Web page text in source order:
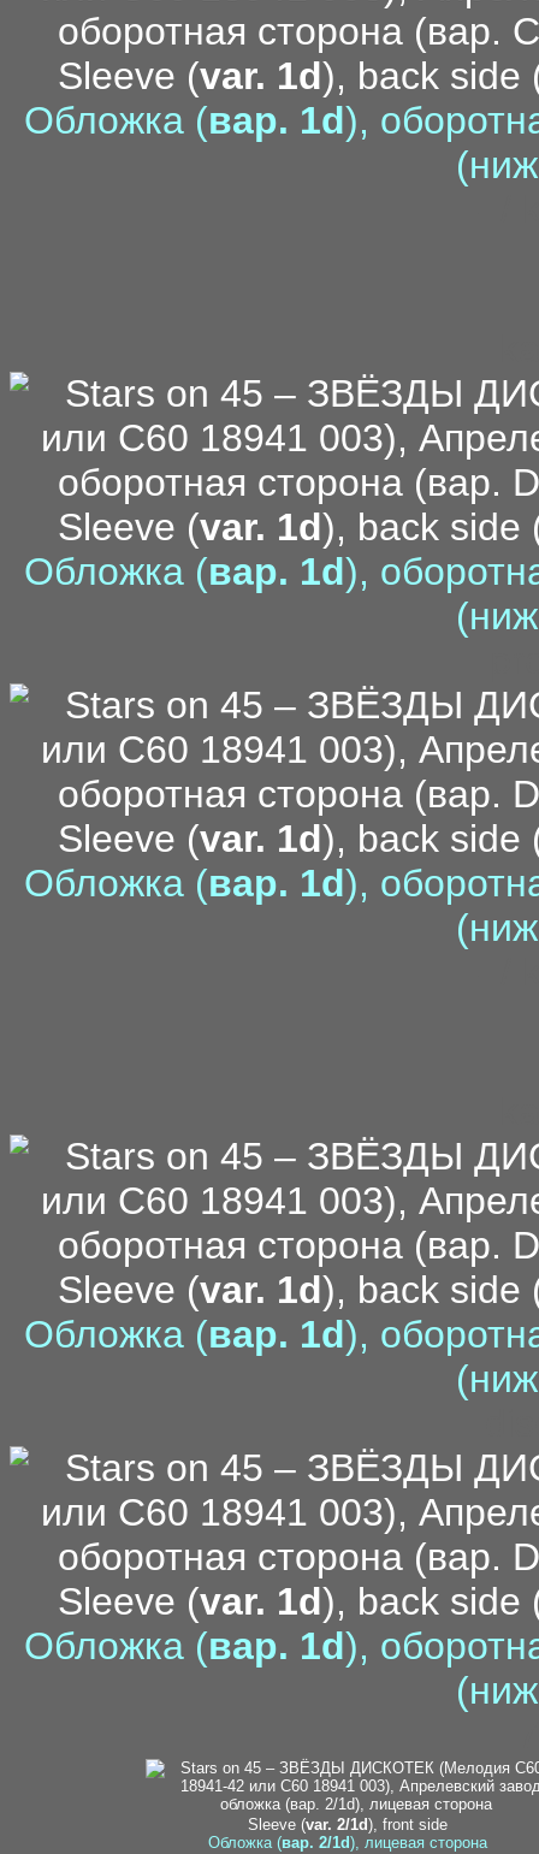
Sleeve (var. 1d), back side
Обложка (вар. 1d),
Sleeve (var. 1d), back side
Обложка (вар. 1d),
Sleeve (var. 1d), back side
Обложка (вар. 1d),
Sleeve (var. 1d), back side
Обложка (вар. 1d),
Sleeve (var. 1d), back side
Обложка (вар. 1d),
Sleeve (var. 2/1d), front side
Обложка (вар. 2/1d), лицевая сторона